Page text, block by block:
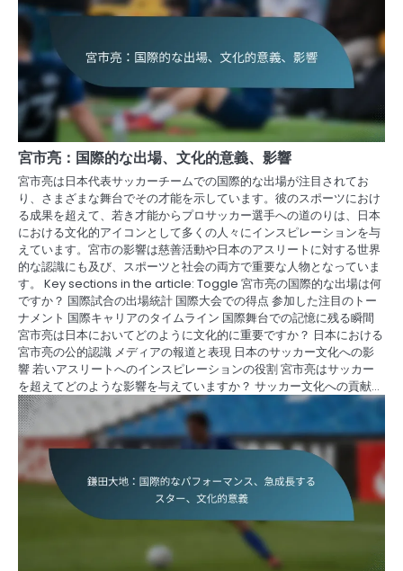
宮市亮：国際的な出場、文化的意義、影響
宮市亮は日本代表サッカーチームでの国際的な出場が注目されてお
り、さまざまな舞台でその才能を示しています。彼のスポーツにおけ
る成果を超えて、若き才能からプロサッカー選手への道のりは、日本
における文化的アイコンとして多くの人々にインスピレーションを与
えています。宮市の影響は慈善活動や日本のアスリートに対する世界
的な認識にも及び、スポーツと社会の両方で重要な人物となっていま
す。 Key sections in the article: Toggle 宮市亮の国際的な出場は何
ですか？ 国際試合の出場統計 国際大会での得点 参加した注目のトー
ナメント 国際キャリアのタイムライン 国際舞台での記憶に残る瞬間
宮市亮は日本においてどのように文化的に重要ですか？ 日本における
宮市亮の公的認識 メディアの報道と表現 日本のサッカー文化への影
響 若いアスリートへのインスピレーションの役割 宮市亮はサッカー
を超えてどのような影響を与えていますか？ サッカー文化への貢献…